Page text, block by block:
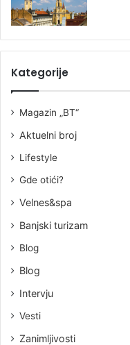
Kategorije
Magazin „BT“
Aktuelni broj
Lifestyle
Gde otići?
Velnes&spa
Banjski turizam
Blog
Blog
Intervju
Vesti
Zanimljivosti